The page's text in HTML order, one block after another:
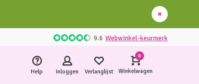
9.6 Webwinkel-keurmerk
Help Inloggen Verlanglijst
0
Winkelwagen